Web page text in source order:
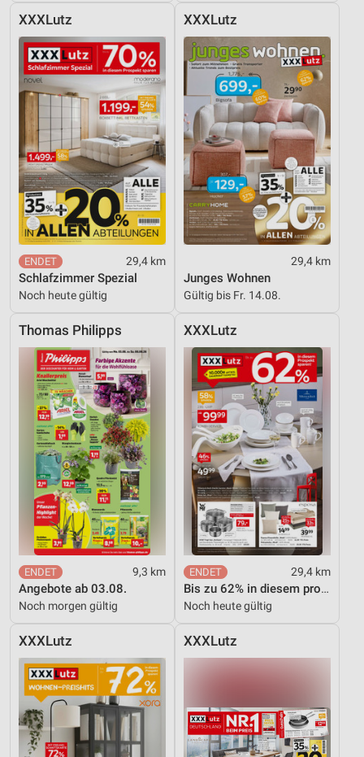
XXXLutz
29,4 km
Schlafzimmer Spezial
Noch heute gültig
XXXLutz
29,4 km
Junges Wohnen
Gültig bis Fr. 14.08.
Thomas Philipps
9,3 km
Angebote ab 03.08.
Noch morgen gültig
XXXLutz
29,4 km
Bis zu 62% in diesem prospekt
Noch heute gültig
XXXLutz XXXLutz